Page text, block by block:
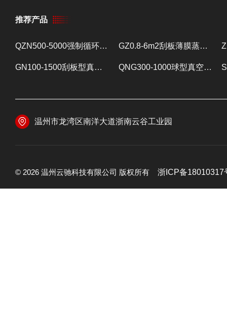
推荐产品
QZN500-5000强制循环蒸发器 蒸发设备 GZ0.8-6m2刮板薄膜蒸发器 提取浓缩设备
GN100-1500刮板型真空减压浓缩器 提取浓缩设备 QNG300-1000球型真空减压浓缩器 提取浓缩设备
温州市龙湾区南洋大道浙南云谷工业园
© 2026 温州云驰科技有限公司 版权所有 浙ICP备18010317